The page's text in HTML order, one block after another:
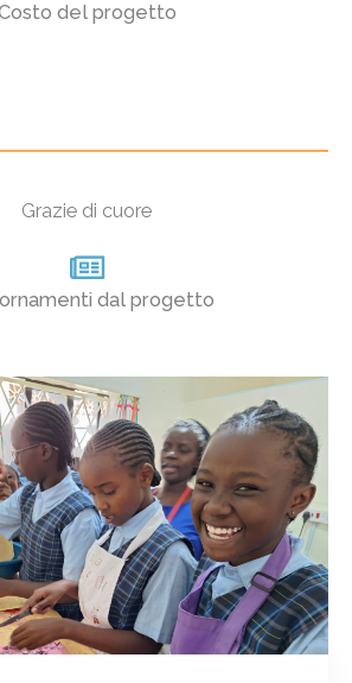
del progetto
Grazie di cuore
dal progetto